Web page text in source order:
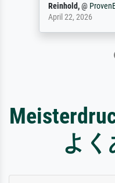
Reinhold,@
April 22, 2026
よく